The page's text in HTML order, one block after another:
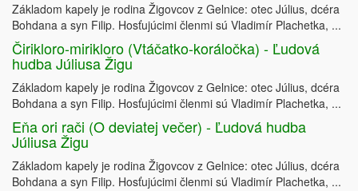
Základom kapely je rodina Žigovcov z Gelnice: otec Július, dcéra
Bohdana a syn Filip. Hosťujúcimi členmi sú Vladimír Plachetka, ...
Čirikloro-mirikloro (Vtáčatko-koráločka) - Ľudová
hudba Júliusa Žigu
Základom kapely je rodina Žigovcov z Gelnice: otec Július, dcéra
Bohdana a syn Filip. Hosťujúcimi členmi sú Vladimír Plachetka, ...
Eňa ori rači (O deviatej večer) - Ľudová hudba
Júliusa Žigu
Základom kapely je rodina Žigovcov z Gelnice: otec Július, dcéra
Bohdana a syn Filip. Hosťujúcimi členmi sú Vladimír Plachetka, ...